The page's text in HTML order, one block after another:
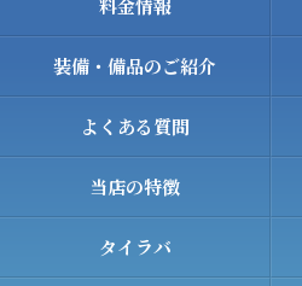
料金情報
装備・備品のご紹介
よくある質問
当店の特徴
タイラバ